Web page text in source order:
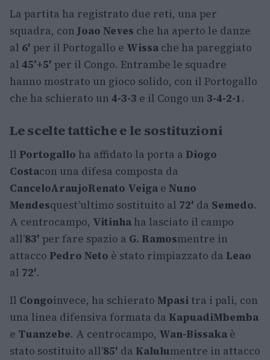
La partita ha registrato due reti, una per
squadra, conJoao Neves che ha aperto le danze
al 6′ per il Portogallo e Wissa che ha pareggiato
al 45’+5′ per il Congo. Entrambe le squadre
hanno mostrato un gioco solido, con il Portogallo
che ha schierato un 4-3-3 e il Congo un 3-4-2-1.
Le scelte tattiche e le sostituzioni
Il Portogallo ha affidato la porta a Diogo
Costacon una difesa composta da
CanceloAraujoRenato Veiga e Nuno
Mendesquest’ultimo sostituito al 72′ da Semedo.
A centrocampo, Vitinha ha lasciato il campo
all’83′ per fare spazio a G. Ramosmentre in
attacco Pedro Neto è stato rimpiazzato da Leao
al 72′.
Il Congoinvece, ha schierato Mpasi tra i pali, con
una linea difensiva formata da KapuadiMbemba
e Tuanzebe. A centrocampo, Wan-Bissaka è
stato sostituito all’85′ da Kalulumentre in attacco